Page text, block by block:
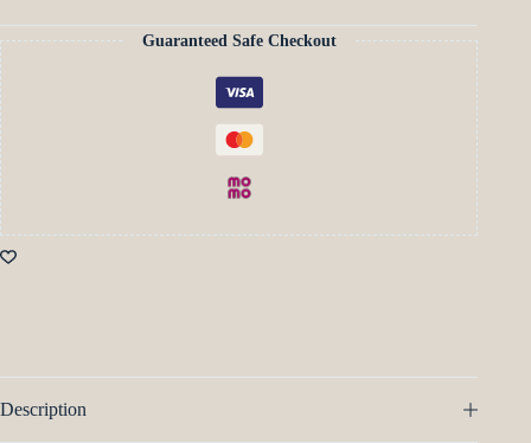
Guaranteed Safe Checkout
Description